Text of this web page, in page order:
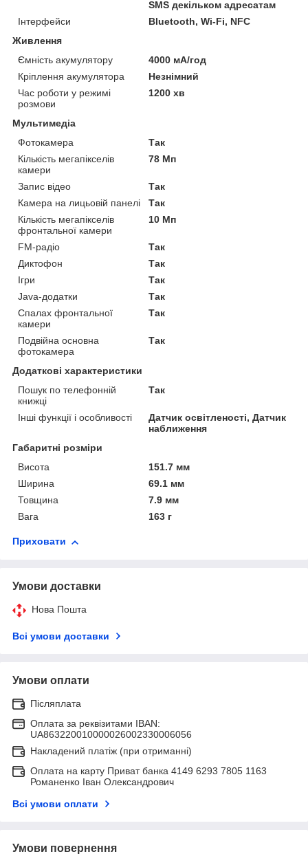
SMS декільком адресатам
Інтерфейси
Bluetooth, Wi-Fi, NFC
Живлення
Ємність акумулятору
4000 мА/год
Кріплення акумулятора
Незнімний
Час роботи у режимі
розмови
1200 хв
Мультимедіа
Фотокамера
Так
Кількість мегапікселів
камери
78 Мп
Запис відео
Так
Камера на лицьовій панелі
Так
Кількість мегапікселів
фронтальної камери
10 Мп
FM-радіо
Так
Диктофон
Так
Ігри
Так
Java-додатки
Так
Спалах фронтальної
камери
Так
Подвійна основна
фотокамера
Так
Додаткові характеристики
Пошук по телефонній
книжці
Так
Інші функції і особливості
Датчик освітленості, Датчик
наближення
Габаритні розміри
Висота
151.7 мм
Ширина
69.1 мм
Товщина
7.9 мм
Вага
163 г
Приховати
Умови доставки
Нова Пошта
Всі умови доставки
Умови оплати
Післяплата
Оплата за реквізитами IBAN:
UA863220010000026002330006056
Накладений платіж (при отриманні)
Оплата на карту Приват банка 4149 6293 7805 1163
Романенко Іван Олександрович
Всі умови оплати
Умови повернення